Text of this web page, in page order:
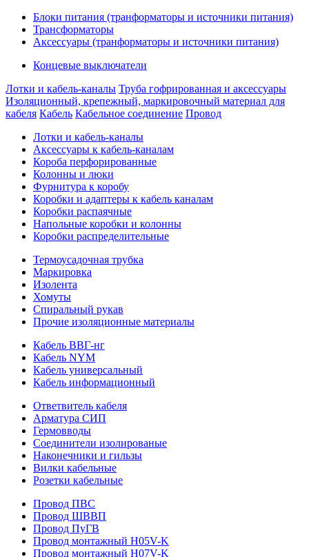
Блоки питания (транформаторы и источники питания)
Трансформаторы
Аксессуары (транформаторы и источники питания)
Концевые выключатели
Лотки и кабель-каналы Труба гофрированная и аксессуары
Изоляционный, крепежный, маркировочный материал для
кабеля Кабель Кабельное соединение Провод
Лотки и кабель-каналы
Аксессуары к кабель-каналам
Короба перфорированные
Колонны и люки
Фурнитура к коробу
Коробки и адаптеры к кабель каналам
Коробки распаячные
Напольные коробки и колонны
Коробки распределительные
Термоусадочная трубка
Маркировка
Изолента
Хомуты
Спиральный рукав
Прочие изоляционные материалы
Кабель ВВГ-нг
Кабель NYM
Кабель универсальный
Кабель информационный
Ответвитель кабеля
Арматура СИП
Гермовводы
Соединители изолированые
Наконечники и гильзы
Вилки кабельные
Розетки кабельные
Провод ПВС
Провод ШВВП
Провод ПуГВ
Провод монтажный H05V-K
Провод монтажный H07V-K